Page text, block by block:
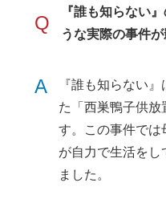
Q
『誰も知らない
うな実際の事件
A
『誰も知らない
た「西巣鴨子供放
す。この事件では
が自力で生活をし
ました。